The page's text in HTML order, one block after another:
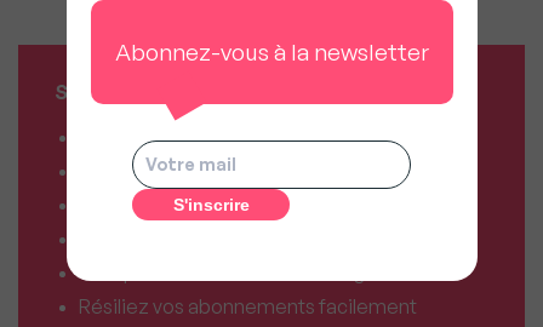
location
SERVICES MY SWEET'IMMO
Combien vaut mon bien ?
Combien puis-je emprunter ?
Comparateur de forfaits mobile
Comparateur d’offres déménagement
Résiliez vos abonnements facilement
Abonnez-vous à la newsletter